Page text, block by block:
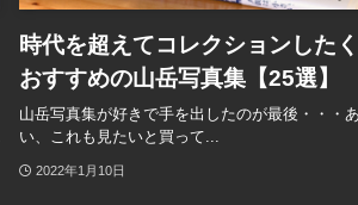
時代を超えてコレクションしたく
おすすめの山岳写真集【25選】
山岳写真集が好きで手を出したのが最後・・・
い、これも見たいと買って...
2022年1月10日